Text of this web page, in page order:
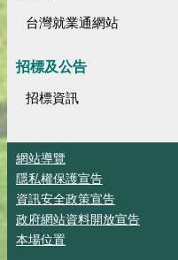
台灣就業通網站
招標及公告
招標資訊
網站導覽
隱私權保護宣告
資訊安全政策宣告
政府網站資料開放宣告
本場位置